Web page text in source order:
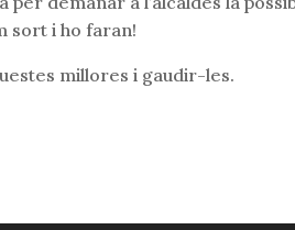
sort i ho faran!
millores i gaudir-les.